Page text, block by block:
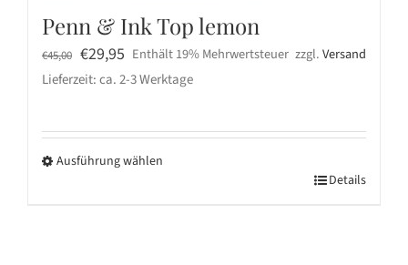
Penn & Ink Top lemon
€45,00 Ursprünglicher
Preis
€45,00
€29,95 Aktueller
Preis
€29,95.
Enthält 19% Mehrwertsteuer zzgl.Versand
Lieferzeit: ca. 2-3 Werktage
Ausführung wählen
Details